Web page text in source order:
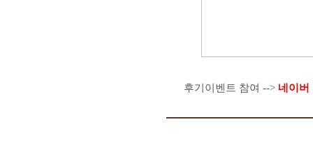
후기이벤트 참여 --> 네이버